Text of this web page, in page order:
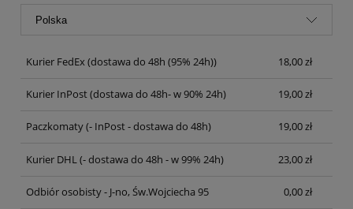
Kurier FedEx(dostawa do 48h (95% 24h)) 18,00 zł
Kurier InPost(dostawa do 48h- w 90% 24h) 19,00 zł
Paczkomaty(- InPost - dostawa do 48h) 19,00 zł
Kurier DHL(- dostawa do 48h - w 99% 24h) 23,00 zł
Odbiór osobisty - J-no, Św.Wojciecha 95 0,00 zł